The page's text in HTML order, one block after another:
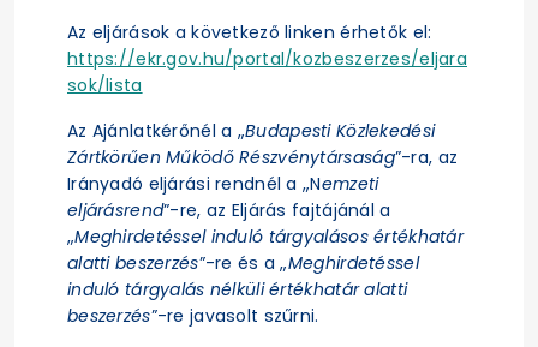
Az eljárások a következő linken érhetők el:
https://ekr.gov.hu/portal/kozbeszerzes/eljara
sok/lista
Az Ajánlatkérőnél a „Budapesti Közlekedési
Zártkörűen Működő Részvénytársaság”-ra, az
Irányadó eljárási rendnél a „Nemzeti
eljárásrend”-re, az Eljárás fajtájánál a
„Meghirdetéssel induló tárgyalásos értékhatár
alatti beszerzés”-re és a „Meghirdetéssel
induló tárgyalás nélküli értékhatár alatti
beszerzés”-re javasolt szűrni.